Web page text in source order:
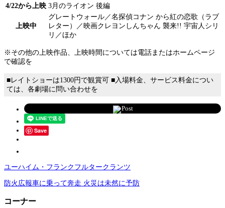
4/22から上映 3月のライオン 後編
上映中
グレートウォール／名探偵コナン から紅の恋歌（ラブ
レター）／映画クレヨンしんちゃん 襲来!! 宇宙人シリ
リ／ほか
※その他の上映作品、上映時間については電話またはホームページ
で確認を
■レイトショーは1300円で観賞可 ■入場料金、サービス料金につい
ては、各劇場に問い合わせを
Post
Save
ユーハイム・フランクフルタークランツ
防火広報車に乗って奔走 火災は未然に予防
コーナー